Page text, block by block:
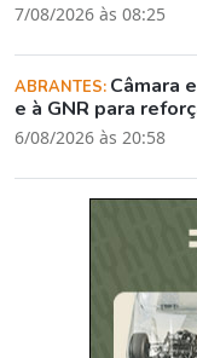
7/08/2026 às 08:25
ABRANTES: Câmara
e à GNR para
6/08/2026 às 20:58